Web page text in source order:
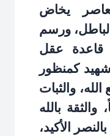
يخاض
ورسم
قاعدة عقل
كمنظور
والثبات
بالله
الأكيد،